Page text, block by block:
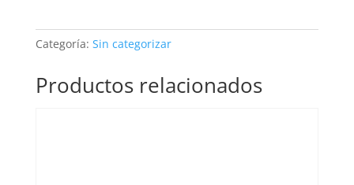
cantidad
Categoría: Sin categorizar
Productos relacionados